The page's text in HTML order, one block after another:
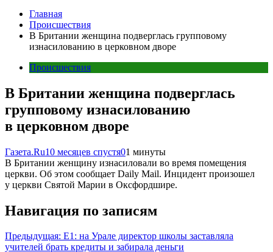
Главная
Происшествия
В Британии женщина подверглась групповому
изнасилованию в церковном дворе
Происшествия
В Британии женщина подверглась
групповому изнасилованию
в церковном дворе
Газета.Ru10 месяцев спустя01 минуты
В Британии женщину изнасиловали во время помещения
церкви. Об этом сообщает Daily Mail. Инцидент произошел
у церкви Святой Марии в Оксфордшире.
Навигация по записям
Предыдущая: Е1: на Урале директор школы заставляла
учителей брать кредиты и забирала деньги